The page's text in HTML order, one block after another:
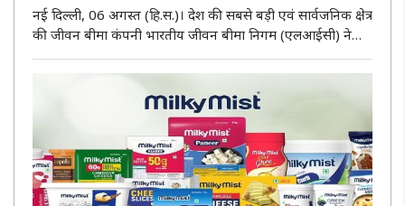
13,492 करोड़ रुपये हुआ
नई दिल्ली, 06 अगस्त (हि.स.)। देश की सबसे बड़ी एवं सार्वजनिक क्षेत्र
की जीवन बीमा कंपनी भारतीय जीवन बीमा निगम (एलआईसी) ने
चालू वित्त वर्ष 2026-27 की पहली तिमाही (अप्रैल-जून) के नतीजे
का ऐलान कर दिया है। पहली तिमाही में एलआईसी का शुद्ध लाभ यानी